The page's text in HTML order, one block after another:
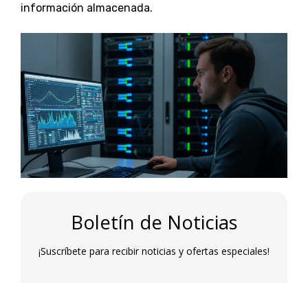
información almacenada.
Boletín de Noticias
¡Suscríbete para recibir noticias y ofertas especiales!